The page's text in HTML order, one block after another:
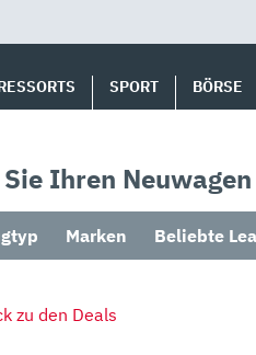
SPORT BÖRSE
Ihren
Marken Beliebte
zu den Deals